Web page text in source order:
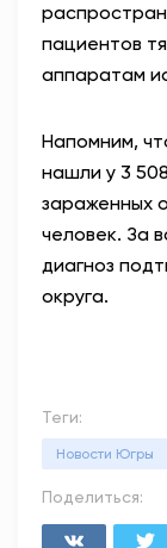
пациентов
аппаратам
Напомним,
нашли у 3
зараженных
человек. За
диагноз
округа.
Теги:
Новости Югры
Поделиться: